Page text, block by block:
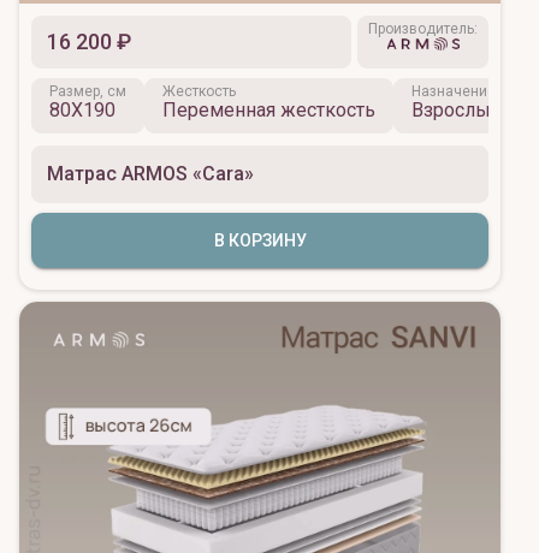
16 200 ₽
Производитель:
Размер, см
80X190
Жесткость
Переменная жесткость
Назначение
Взрослый
Матрас ARMOS «Cara»
В КОРЗИНУ